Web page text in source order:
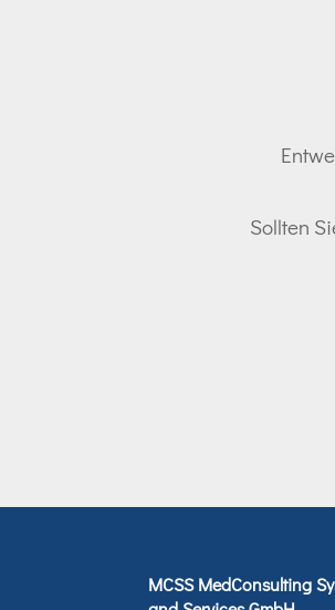
Sollten
MCSS MedConsulting